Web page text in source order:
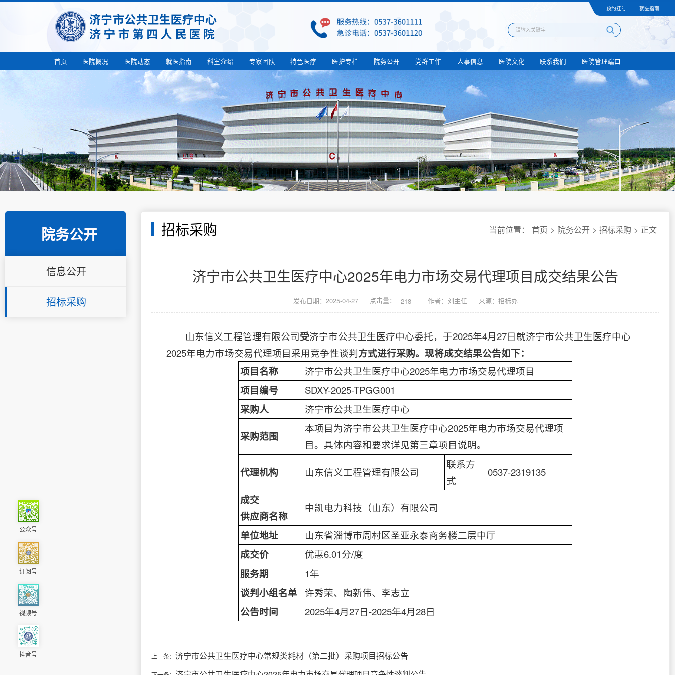
公众号
订阅号
视频号
抖音号
预约挂号 就医指南
首页 医院概况 医院动态 就医指南 科室介绍 专家团队 特色医疗 医护专栏 院务公开 党群工作 人事信息 医院文化 联系我们 医院管理端口
院务公开
信息公开
招标采购
招标采购 当前位置： 首页 > 院务公开 > 招标采购 > 正文
济宁市公共卫生医疗中心2025年电力市场交易代理项目成交结果公告
发布日期：2025-04-27 点击量： 218 作者：刘主任 来源：招标办
山东信义工程管理有限公司受济宁市公共卫生医疗中心委托，于2025年4月27日就济宁市公共卫生医疗中心
2025年电力市场交易代理项目采用竞争性谈判方式进行采购。现将成交结果公告如下：
项目名称
济宁市公共卫生医疗中心2025年电力市场交易代理项目
项目编号 SDXY-2025-TPGG001
采购人 济宁市公共卫生医疗中心
采购范围
本项目为济宁市公共卫生医疗中心2025年电力市场交易代理项
目。具体内容和要求详见第三章项目说明。
代理机构 山东信义工程管理有限公司
联系方
式
0537-2319135
成交
供应商名称
中凯电力科技（山东）有限公司
单位地址 山东省淄博市周村区圣亚永泰商务楼二层中厅
成交价 优惠6.01分/度
服务期 1年
谈判小组名单 许秀荣、陶新伟、李志立
公告时间 2025年4月27日-2025年4月28日
上一条： 济宁市公共卫生医疗中心常规类耗材（第二批）采购项目招标公告